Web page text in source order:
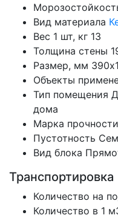
Вид материала
Вес 1 шт, кг 13
Толщина стены
Размер, мм
Объекты
Тип помещения
дома
Марка прочности
Пустотность
Вид блока
Транспортировка
Количество на
Количество в 1